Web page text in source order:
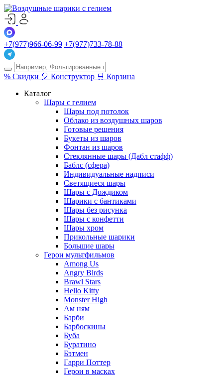
+7(977)966-06-99 +7(977)733-78-88
% Скидки 🎈 Конструктор 🛒 Корзина
Каталог
Шары с гелием
Шары под потолок
Облако из воздушных шаров
Готовые решения
Букеты из шаров
Фонтан из шаров
Стеклянные шары (Дабл стафф)
Баблс (сфера)
Индивидуальные надписи
Светящиеся шары
Шары с Дождиком
Шарики с бантиками
Шары без рисунка
Шары с конфетти
Шары хром
Прикольные шарики
Большие шары
Герои мультфильмов
Among Us
Angry Birds
Brawl Stars
Hello Kitty
Monster High
Ам ням
Барби
Барбоскины
Буба
Буратино
Бэтмен
Гарри Поттер
Герои в масках